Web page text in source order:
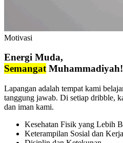
Motivasi
Energi Muda,
SemangatMuhammadiyah!
Lapangan adalah tempat kami
tanggung jawab. Di setiap dribble,
dan iman kami.
Kesehatan Fisik yang Lebih
Keterampilan Sosial dan